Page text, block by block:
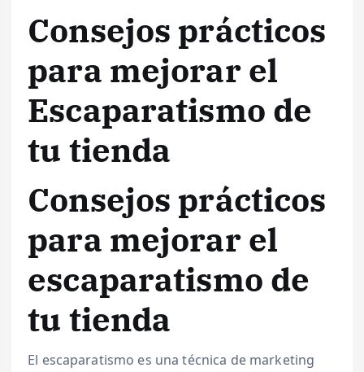
Consejos prácticos
para mejorar el
Escaparatismo de
tu tienda
Consejos prácticos
para mejorar el
escaparatismo de
tu tienda
El escaparatismo es una técnica de marketing